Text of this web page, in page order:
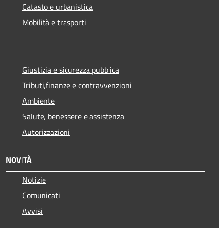
Catasto e urbanistica
Mobilità e trasporti
Giustizia e sicurezza pubblica
Tributi,finanze e contravvenzioni
Ambiente
Salute, benessere e assistenza
Autorizzazioni
NOVITÀ
Notizie
Comunicati
Avvisi